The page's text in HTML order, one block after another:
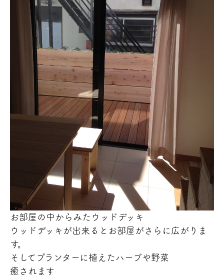
お部屋の中からみたウッドデッキ
ウッドデッキが出来るとお部屋がさらに広がりま
す。
そしてプランターに植えたハーブや野菜
癒されます